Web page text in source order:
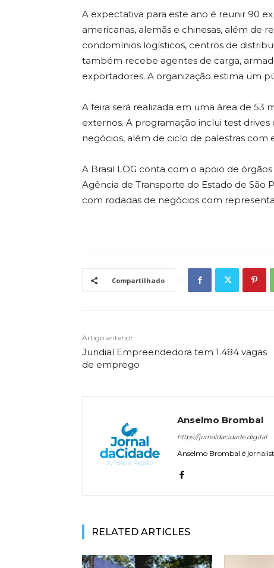
A expectativa para este ano é reunir 90
americanas, alemãs e chinesas, além de
condomínios logísticos, centros de
também recebe agentes de carga,
exportadores. A organização estima um
A feira será realizada em uma área de 53
externos. A programação inclui test
negócios, além de ciclo de palestras com
A Brasil LOG conta com o apoio de
Agência de Transporte do Estado de São
com rodadas de negócios com
Compartilhado
Artigo anterior
Jundiaí Empreendedora tem 1.484 vagas
de emprego
Anselmo Brombal
https://jornaldacidade.digital
Anselmo Brombal é
RELATED ARTICLES